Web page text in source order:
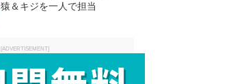
猿＆キジを一人で担当
[ADVERTISEMENT]